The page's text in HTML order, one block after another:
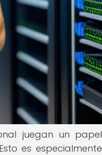
juegan un papel
es especialmente